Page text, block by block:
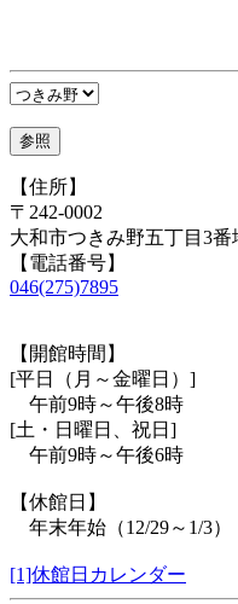
【住所】
〒242-0002
大和市つきみ野五丁目3
【電話番号】
046(275)7895
【開館時間】
[平日（月～金曜日）]
午前9時～午後8時
[土・日曜日、祝日]
午前9時～午後6時
【休館日】
年末年始（12/29～1/3）
[1]休館日カレンダー